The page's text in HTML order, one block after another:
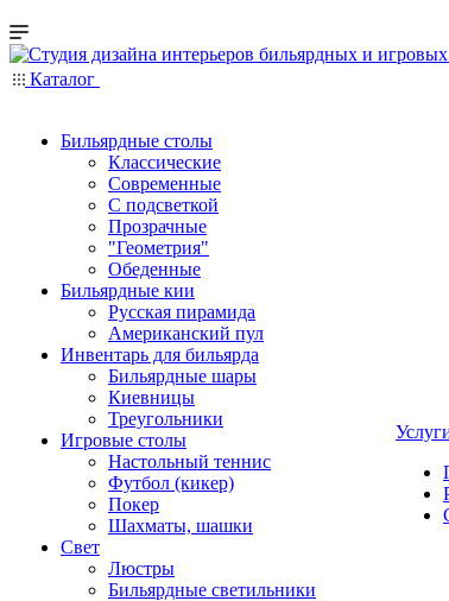
Каталог
Бильярдные столы
Классические
Современные
С подсветкой
Прозрачные
"Геометрия"
Обеденные
Бильярдные кии
Русская пирамида
Американский пул
Инвентарь для бильярда
Бильярдные шары
Киевницы
Треугольники
Игровые столы
Настольный теннис
Футбол (кикер)
Покер
Шахматы, шашки
Свет
Люстры
Бильярдные светильники